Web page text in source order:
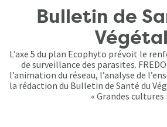
Bulletin de
Végétal
L’axe 5 du plan Ecophyto prévoit le
de surveillance des parasites.
l’animation du réseau, l’analyse de
la rédaction du Bulletin de Santé du
« Grandes cultures